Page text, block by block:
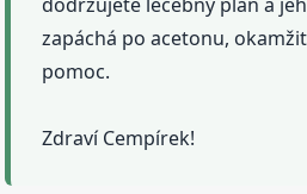
zapáchá po acetonu,
pomoc.
Zdraví Cempírek!